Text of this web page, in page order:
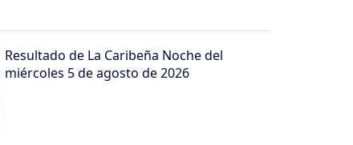
Resultado de La Caribeña Noche del
miércoles 5 de agosto de 2026